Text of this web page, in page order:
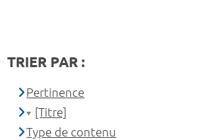
TRIER PAR :
Pertinence
[Titre]
Type de contenu